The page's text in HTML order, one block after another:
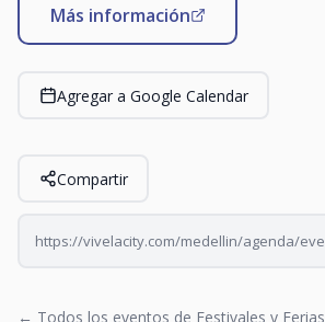
Más información
Agregar a Google Calendar
Compartir
← Todos los eventos de Festivales y Ferias